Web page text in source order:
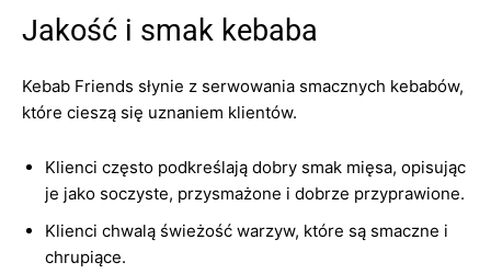
Jakość i smak kebaba
Kebab Friends słynie z serwowania smacznych kebabów,
które cieszą się uznaniem klientów.
Klienci często podkreślają dobry smak mięsa, opisując
je jako soczyste, przysmażone i dobrze przyprawione.
Klienci chwalą świeżość warzyw, które są smaczne i
chrupiące.